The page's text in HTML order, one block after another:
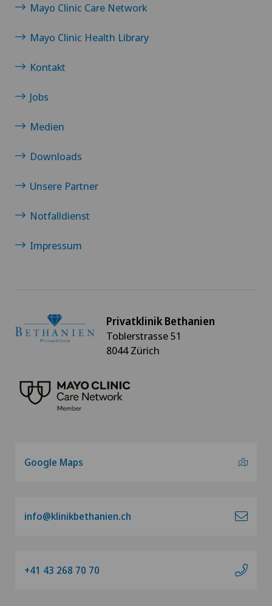
Mayo Clinic Care Network
Mayo Clinic Health Library
Kontakt
Jobs
Medien
Downloads
Unsere Partner
Notfalldienst
Impressum
Privatklinik Bethanien
Toblerstrasse 51
8044 Zürich
Google Maps
info@klinikbethanien.ch
+41 43 268 70 70